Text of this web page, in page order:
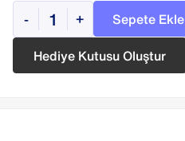
- +
Sepete Ekle
Hediye Kutusu Oluştur